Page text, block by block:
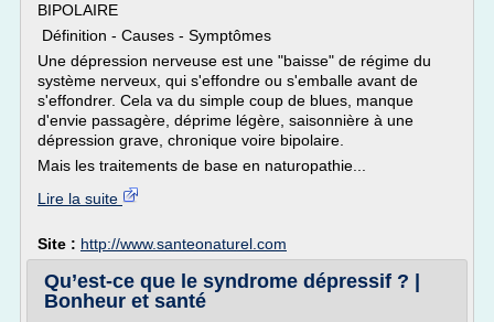
BIPOLAIRE
Définition - Causes - Symptômes
Une dépression nerveuse est une "baisse" de régime du
système nerveux, qui s'effondre ou s'emballe avant de
s'effondrer. Cela va du simple coup de blues, manque
d'envie passagère, déprime légère, saisonnière à une
dépression grave, chronique voire bipolaire.
Mais les traitements de base en naturopathie...
Lire la suite
Site : http://www.santeonaturel.com
Qu’est-ce que le syndrome dépressif ? |
Bonheur et santé